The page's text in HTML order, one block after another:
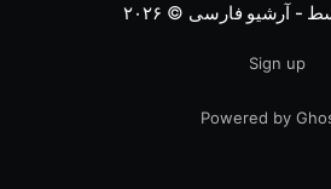
- آرشیو فارسی © ۲۰۲۶
Sign up
Powered by